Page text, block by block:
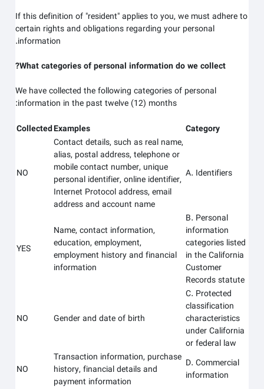
If this definition of "resident" applies to you, we must adhere to
certain rights and obligations regarding your personal
information.
What categories of personal information do we collect?
We have collected the following categories of personal
information in the past twelve (12) months:
Category
Examples
Collected
A. Identifiers
Contact details, such as real name,
alias, postal address, telephone or
mobile contact number, unique
personal identifier, online identifier,
Internet Protocol address, email
address and account name
NO
B. Personal
information
categories listed
in the California
Customer
Records statute
Name, contact information,
education, employment,
employment history and financial
information
YES
C. Protected
classification
characteristics
under California
or federal law
Gender and date of birth
NO
D. Commercial
information
Transaction information, purchase
history, financial details and
payment information
NO